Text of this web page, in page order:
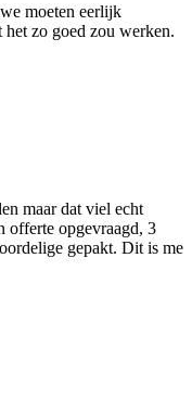
moeten eerlijk
zo goed zou werken.
maar dat viel echt
offerte opgevraagd, 3
gepakt. Dit is me